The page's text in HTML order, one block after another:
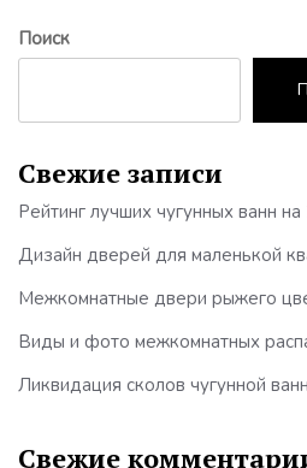
Поиск
Свежие записи
Рейтинг лучших чугунных ванн
Дизайн дверей для маленькой
Межкомнатные двери рыжего
Виды и фото межкомнатных
Ликвидация сколов чугунной
Свежие